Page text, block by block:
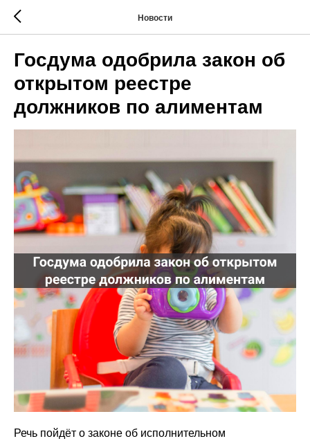
Новости
Госдума одобрила закон об
открытом реестре
должников по алиментам
Речь пойдёт о законе об исполнительном